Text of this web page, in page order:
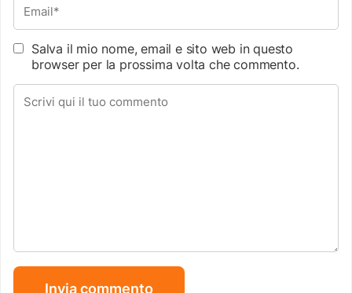
Salva il mio nome, email e sito web in questo
browser per la prossima volta che commento.